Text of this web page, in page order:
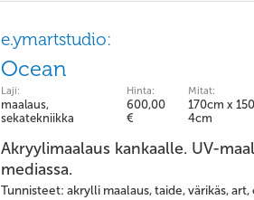
e.ymartstudio:
Ocean
Laji:
maalaus,
sekatekniikka
Hinta:
600,00
€
Mitat:
170cm x
4cm
Akryylimaalaus kankaalle. UV-
mediassa.
Tunnisteet: akrylli maalaus, taide, värikäs,